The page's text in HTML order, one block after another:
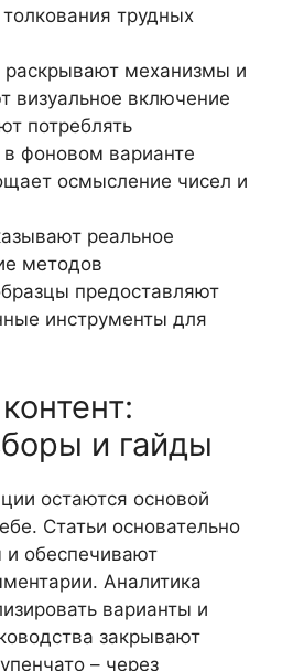
трудных
раскрывают механизмы и
визуальное включение
потреблять
фоновом варианте
осмысление чисел и
реальное
методов
предоставляют
инструменты для
и гайды
остаются основой
Статьи основательно
обеспечивают
Аналитика
варианты и
закрывают
– через